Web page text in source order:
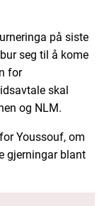
på siste
seg til å kome
for
skal
og NLM.
Youssouf, om
gjerningar blant